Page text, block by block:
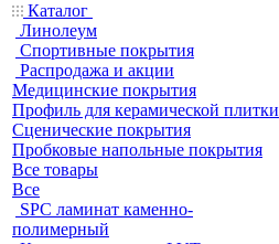
Каталог
Линолеум
Спортивные покрытия
Распродажа и акции
Медицинские покрытия
Профиль для керамической плитки
Сценические покрытия
Пробковые напольные покрытия
Все товары
Все
SPC ламинат каменно-
полимерный